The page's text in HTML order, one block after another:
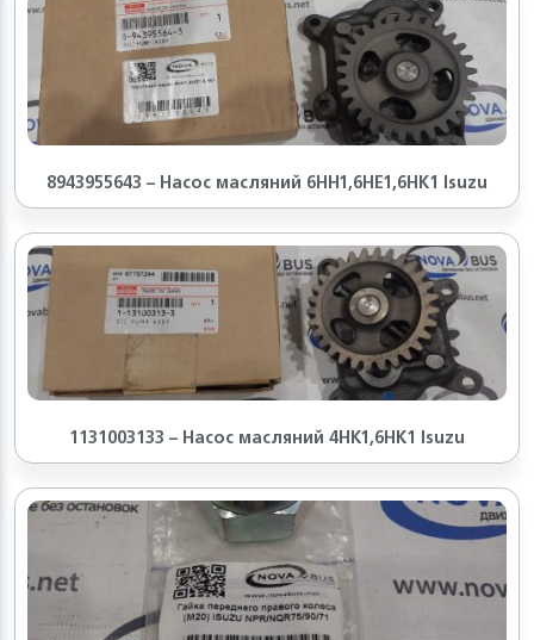
8943955643 – Насос масляний 6HH1,6HE1,6HK1 Isuzu
1131003133 – Насос масляний 4HK1,6HK1 Isuzu